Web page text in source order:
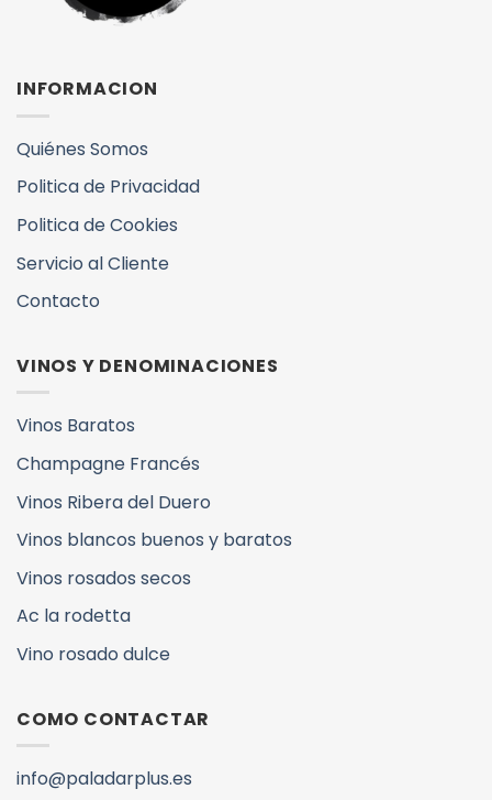
INFORMACION
Quiénes Somos
Politica de Privacidad
Politica de Cookies
Servicio al Cliente
Contacto
VINOS Y DENOMINACIONES
Vinos Baratos
Champagne Francés
Vinos Ribera del Duero
Vinos blancos buenos y baratos
Vinos rosados secos
Ac la rodetta
Vino rosado dulce
COMO CONTACTAR
info@paladarplus.es